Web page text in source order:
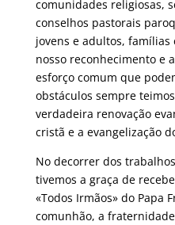
comunidades religiosas,
conselhos pastorais
jovens e adultos, famílias
nosso reconhecimento e
esforço comum que
obstáculos sempre
verdadeira renovação
cristã e a evangelização
No decorrer dos
tivemos a graça de
«Todos Irmãos» do Papa
comunhão, a